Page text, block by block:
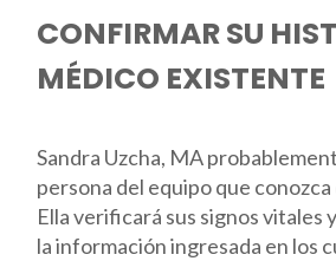
CONFIRMAR SU
MÉDICO EXISTENTE
Sandra Uzcha, MA
persona del equipo que
Ella verificará sus signos vitales
la información ingresada en los